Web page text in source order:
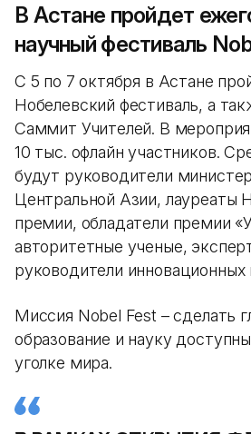
В Астане пройдет
научный фестиваль
С 5 по 7 октября в Астане
Нобелевский фестиваль, а
Саммит Учителей. В
10 тыс. офлайн участников.
будут руководители
Центральной Азии, лауреаты
премии, обладатели премии
авторитетные ученые,
руководители инновационных
Миссия Nobel Fest – сделать
образование и науку
уголке мира.